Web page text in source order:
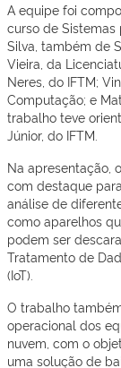
A equipe foi
curso de Sistemas
Silva, também de
Vieira, da
Neres, do IFTM;
Computação; e
trabalho teve
Júnior, do IFTM.
Na apresentação,
com destaque
análise de
como aparelhos
podem ser
Tratamento de
(IoT).
O trabalho
operacional dos
nuvem, com o
uma solução de